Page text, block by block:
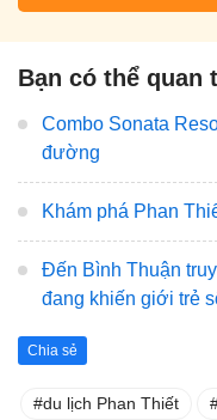
Bạn có thể quan
Combo Sonata
đường
Khám phá Phan
Đến Bình Thuận
đang khiến giới trẻ
Chia sẻ
du lịch Phan Thiết